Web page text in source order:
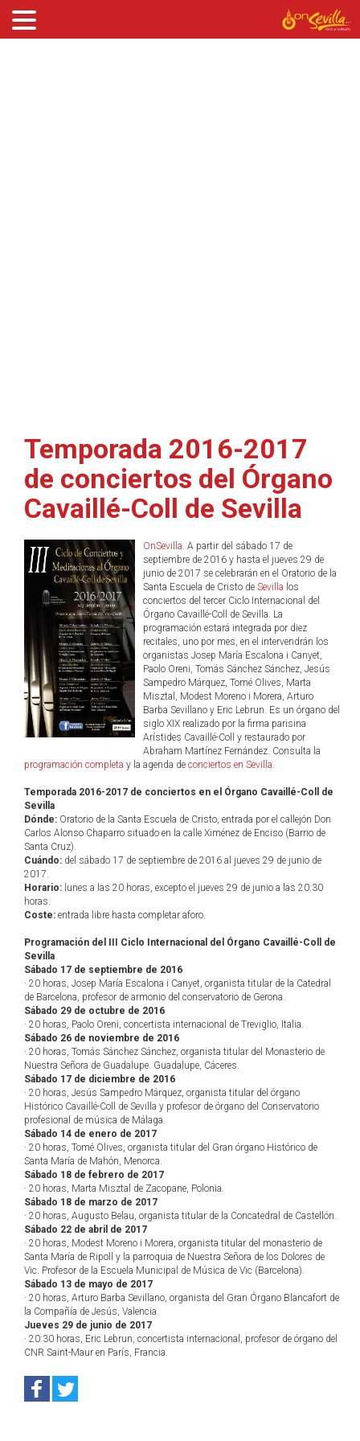
Temporada 2016-2017
de conciertos del Órgano
Cavaillé-Coll de Sevilla
OnSevilla. A partir del sábado 17 de
septiembre de 2016 y hasta el jueves 29 de
junio de 2017 se celebrarán en el Oratorio de la
Santa Escuela de Cristo de Sevilla los
conciertos del tercer Ciclo Internacional del
Órgano Cavaillé-Coll de Sevilla. La
programación estará integrada por diez
recitales, uno por mes, en el intervendrán los
organistas Josep María Escalona i Canyet,
Paolo Oreni, Tomás Sánchez Sánchez, Jesús
Sampedro Márquez, Tomé Olives, Marta
Misztal, Modest Moreno i Morera, Arturo
Barba Sevillano y Eric Lebrun. Es un órgano del
siglo XIX realizado por la firma parisina
Arístides Cavaillé-Coll y restaurado por
Abraham Martínez Fernández. Consulta la
programación completa y la agenda de conciertos en Sevilla.
Temporada 2016-2017 de conciertos en el Órgano Cavaillé-Coll de
Sevilla
Dónde: Oratorio de la Santa Escuela de Cristo, entrada por el callejón Don
Carlos Alonso Chaparro situado en la calle Ximénez de Enciso (Barrio de
Santa Cruz).
Cuándo: del sábado 17 de septiembre de 2016 al jueves 29 de junio de
2017.
Horario: lunes a las 20 horas, excepto el jueves 29 de junio a las 20:30
horas.
Coste: entrada libre hasta completar aforo.
Programación del III Ciclo Internacional del Órgano Cavaillé-Coll de
Sevilla
Sábado 17 de septiembre de 2016
· 20 horas, Josep María Escalona i Canyet, organista titular de la Catedral
de Barcelona, profesor de armonio del conservatorio de Gerona.
Sábado 29 de octubre de 2016
· 20 horas, Paolo Oreni, concertista internacional de Treviglio, Italia.
Sábado 26 de noviembre de 2016
· 20 horas, Tomás Sánchez Sánchez, organista titular del Monasterio de
Nuestra Señora de Guadalupe. Guadalupe, Cáceres.
Sábado 17 de diciembre de 2016
· 20 horas, Jesús Sampedro Márquez, organista titular del órgano
Histórico Cavaillé-Coll de Sevilla y profesor de órgano del Conservatorio
profesional de música de Málaga.
Sábado 14 de enero de 2017
· 20 horas, Tomé Olives, organista titular del Gran órgano Histórico de
Santa María de Mahón, Menorca.
Sábado 18 de febrero de 2017
· 20 horas, Marta Misztal de Zacopane, Polonia.
Sábado 18 de marzo de 2017
· 20 horas, Augusto Belau, organista titular de la Concatedral de Castellón.
Sábado 22 de abril de 2017
· 20 horas, Modest Moreno i Morera, organista titular del monasterio de
Santa María de Ripoll y la parroquia de Nuestra Señora de los Dolores de
Vic. Profesor de la Escuela Municipal de Música de Vic (Barcelona).
Sábado 13 de mayo de 2017
· 20 horas, Arturo Barba Sevillano, organista del Gran Órgano Blancafort de
la Compañía de Jesús, Valencia.
Jueves 29 de junio de 2017
· 20:30 horas, Eric Lebrun, concertista internacional, profesor de órgano del
CNR Saint-Maur en París, Francia.